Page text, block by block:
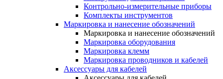
Контрольно-измерительные приборы
Комплекты инструментов
Маркировка и нанесение обозначений
Маркировка и нанесение обозначений
Маркировка оборудования
Маркировка клемм
Маркировка проводников и кабелей
Аксессуары для кабелей